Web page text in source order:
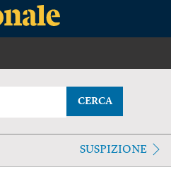
CERCA
SUSPIZIONE